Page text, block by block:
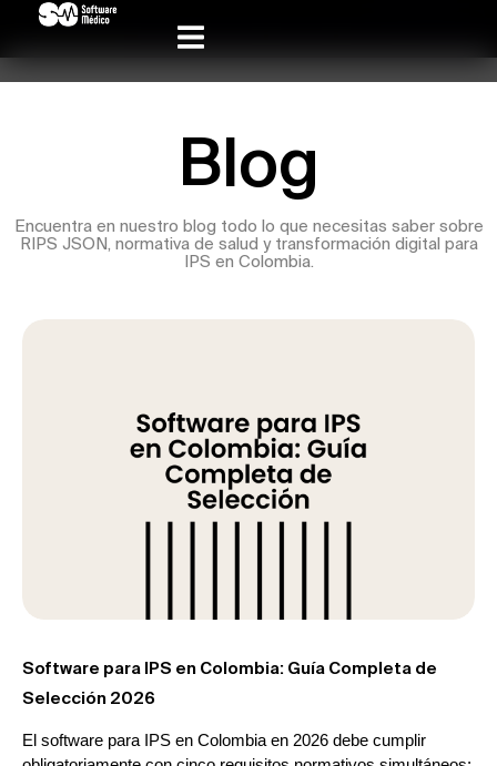
Blog
Encuentra en nuestro blog todo lo que necesitas saber sobre
RIPS JSON, normativa de salud y transformación digital para
IPS en Colombia.
Software para IPS en Colombia: Guía Completa de
Selección 2026
El software para IPS en Colombia en 2026 debe cumplir